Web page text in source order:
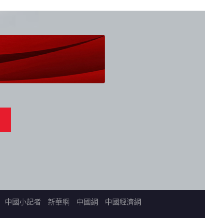
中國小記者 新華網 中國網 中國經濟網